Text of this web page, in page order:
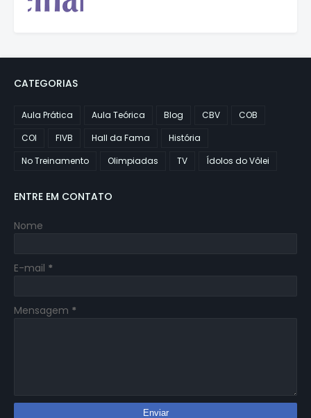
CATEGORIAS
Aula Prática Aula Teórica Blog CBV
COB
COI
FIVB Hall da Fama
História
No Treinamento
Olimpiadas TV Ídolos do Vôlei
ENTRE EM CONTATO
Nome
E-mail *
Mensagem *